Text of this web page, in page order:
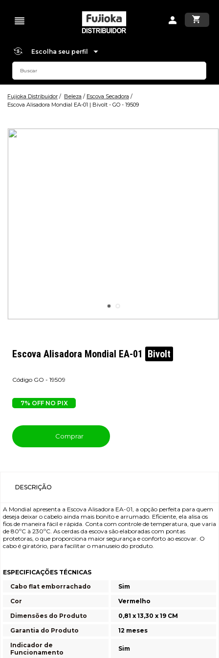
Escolha seu perfil
Fujioka Distribuidor Beleza
Escova Secadora
Escova Alisadora Mondial EA-01 | Bivolt - GO - 19509
Escova Alisadora Mondial EA-01 Bivolt
GO - 19509
7% OFF NO PIX
Comprar
DESCRIÇÃO
A Mondial apresenta a Escova Alisadora EA-01, a opção perfeita para quem
deseja deixar o cabelo ainda mais bonito e arrumado. Eficiente, ela alisa os
fios de maneira fácil e rápida. Conta com controle de temperatura, que varia
de 80ºC à 230ºC. As cerdas da escova são elaboradas com pontas
protetoras, o que proporciona maior segurança e conforto ao escovar. O
cabo é giratório, para facilitar o manuseio do produto.
ESPECIFICAÇÕES TÉCNICAS
Cabo flat emborrachado
Sim
Cor
Vermelho
Dimensões do Produto
0,81 x 13,30 x 19 CM
Garantia do Produto
12 meses
Indicador de
Funcionamento
Sim